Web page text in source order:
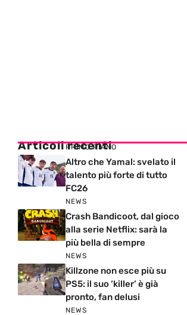
Articoli recenti
PRIMO PIANO
Altro che Yamal: svelato il
talento più forte di tutto
FC26
NEWS
Crash Bandicoot, dal gioco
alla serie Netflix: sarà la
più bella di sempre
NEWS
Killzone non esce più su
PS5: il suo ‘killer’ è già
pronto, fan delusi
NEWS